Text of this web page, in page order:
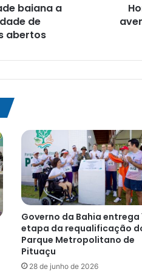
baiana a
de
abertos
socos;
Governo da Bahia entrega
etapa da requalificação
Parque Metropolitano de
Pituaçu
28 de junho de 2026